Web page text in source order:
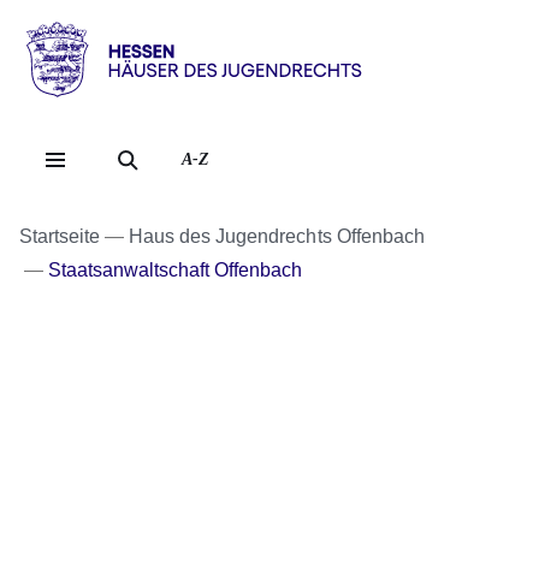
Direkt zum Kopf der
Direkt zum Inhalt
Direkt zum Fuß der
Hessen
Häuser
A-Z
Startseite
Haus des Jugendrechts Offenbach
Staatsanwaltschaft Offenbach